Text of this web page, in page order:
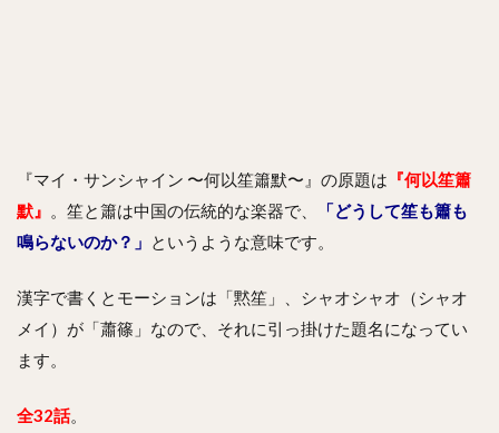
『マイ・サンシャイン 〜何以笙簫默〜』の原題は 『何以笙簫
默』 。笙と簫は中国の伝統的な楽器で、
「どうして笙も簫も
鳴らないのか？」 というような意味です。
漢字で書くとモーションは「黙笙」、シャオシャオ（シャオ
メイ）が「蕭篠」なので、それに引っ掛けた題名になってい
ます。
全32話。